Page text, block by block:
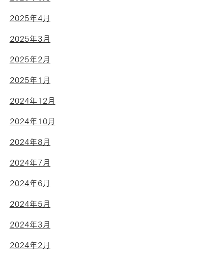
2025年4月
2025年3月
2025年2月
2025年1月
2024年12月
2024年10月
2024年8月
2024年7月
2024年6月
2024年5月
2024年3月
2024年2月